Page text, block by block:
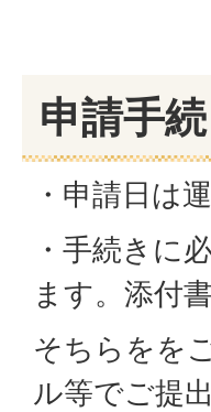
申請手続
・申請日は
・手続きに
ます。添付
そちらをを
ル等でご提